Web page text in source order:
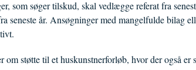
som søger tilskud, skal vedlægge referat fra
seneste år. Ansøgninger med mangelfulde bilag
om støtte til et huskunstnerforløb, hvor der også